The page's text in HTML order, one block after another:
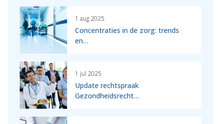
1 aug 2025
Concentraties in de zorg: trends
en…
1 jul 2025
Update rechtspraak
Gezondheidsrecht…